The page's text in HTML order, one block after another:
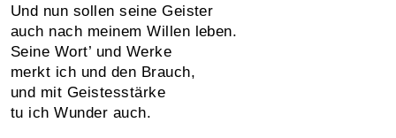
Und nun sollen seine Geister
auch nach meinem Willen leben.
Seine Wort’ und Werke
merkt ich und den Brauch,
und mit Geistesstärke
tu ich Wunder auch.